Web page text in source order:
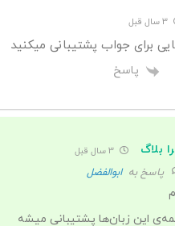
برای جواب پشتیبانی میکنید
پاسخ
بلاگ 3 سال قبل
پاسخ بهابوالفضل
این زبان‌ها پشتیبانی میشه